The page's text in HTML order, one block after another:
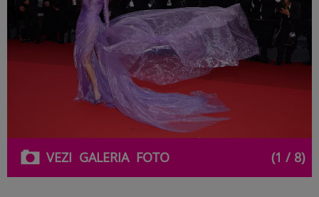
VEZI GALERIAFOTO (1 / 8)